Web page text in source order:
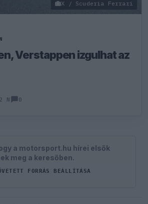
X / Scuderia Ferrari
Verstappen izgulhat az
N 0
a motorsport.hu hírei elsők
meg a keresőben.
FORRÁS BEÁLLÍTÁSA